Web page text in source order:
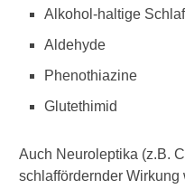
Alkohol-haltige
Aldehyde
Phenothiazine
Glutethimid
Auch Neuroleptika (z.B.
schlaffördernder Wirkung
l
h
N
e
n
w